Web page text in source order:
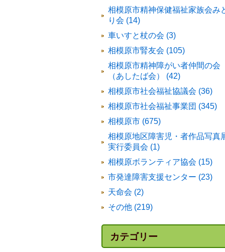
相模原市精神保健福祉家族会み
り会 (14)
車いすと杖の会 (3)
相模原市腎友会 (105)
相模原市精神障がい者仲間の会
（あしたば会） (42)
相模原市社会福祉協議会 (36)
相模原市社会福祉事業団 (345)
相模原市 (675)
相模原地区障害児・者作品写真
実行委員会 (1)
相模原ボランティア協会 (15)
市発達障害支援センター (23)
天命会 (2)
その他 (219)
カテゴリー